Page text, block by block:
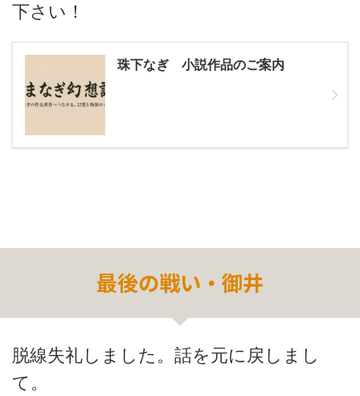
下さい！
珠下なぎ 小説作品のご案内
最後の戦い・御井
脱線失礼しました。話を元に戻しまし
て。